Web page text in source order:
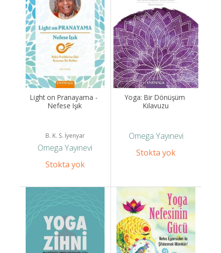
Light on Pranayama -
Nefese Işık
B. K. S. İyenyar
Omega Yayınevi
Stokta yok
Yoga: Bir Dönüşüm
Kılavuzu
Omega Yayınevi
Stokta yok